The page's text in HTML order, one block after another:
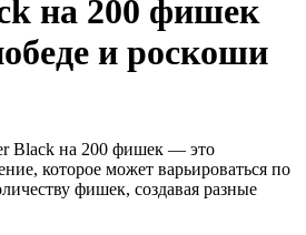
на 200 фишек
и роскоши
Black на 200 фишек — это
которое может варьироваться по
фишек, создавая разные